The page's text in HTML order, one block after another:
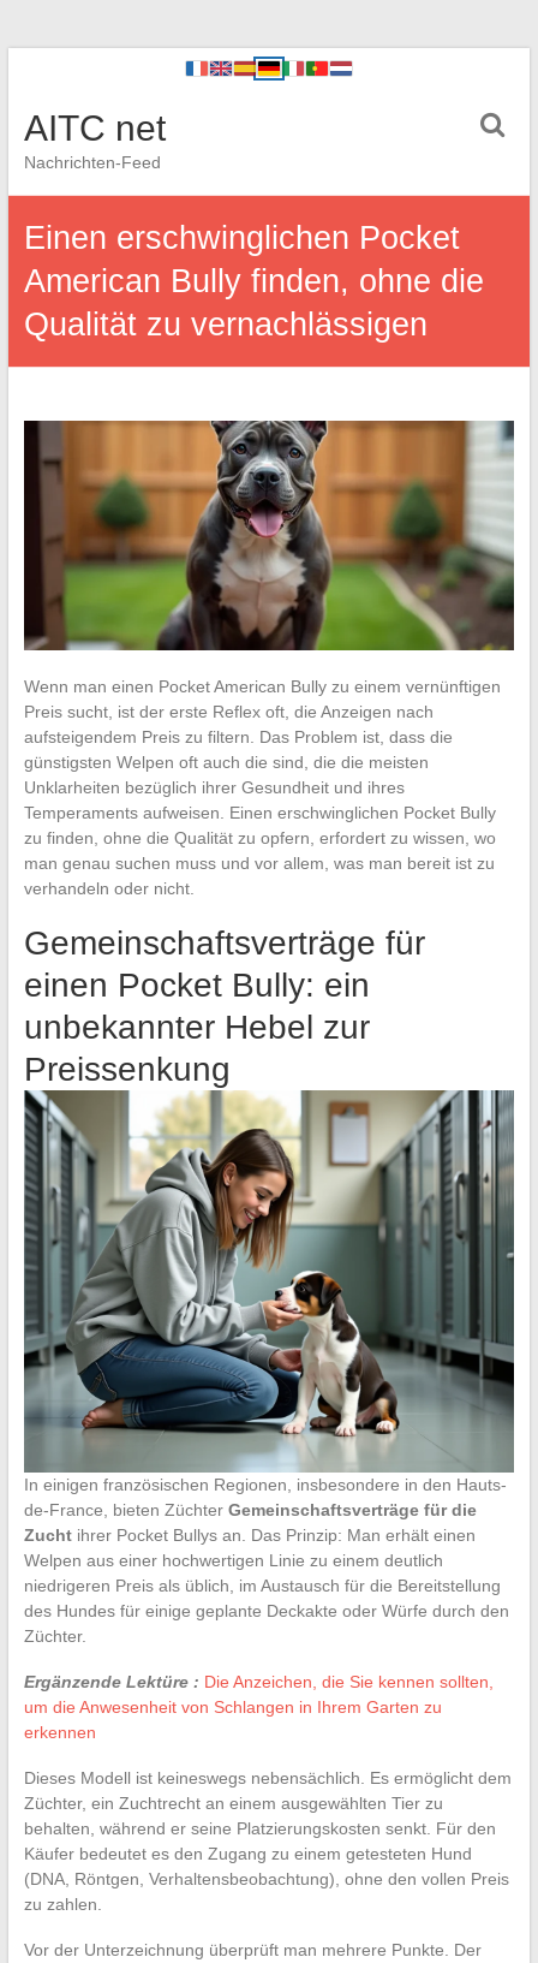
AITC net
Nachrichten-Feed
Einen erschwinglichen Pocket
American Bully finden, ohne die
Qualität zu vernachlässigen
Wenn man einen Pocket American Bully zu einem vernünftigen
Preis sucht, ist der erste Reflex oft, die Anzeigen nach
aufsteigendem Preis zu filtern. Das Problem ist, dass die
günstigsten Welpen oft auch die sind, die die meisten
Unklarheiten bezüglich ihrer Gesundheit und ihres
Temperaments aufweisen. Einen erschwinglichen Pocket Bully
zu finden, ohne die Qualität zu opfern, erfordert zu wissen, wo
man genau suchen muss und vor allem, was man bereit ist zu
verhandeln oder nicht.
Gemeinschaftsverträge für
einen Pocket Bully: ein
unbekannter Hebel zur
Preissenkung
In einigen französischen Regionen, insbesondere in den Hauts-
de-France, bieten Züchter Gemeinschaftsverträge für die
Zuchtihrer Pocket Bullys an. Das Prinzip: Man erhält einen
Welpen aus einer hochwertigen Linie zu einem deutlich
niedrigeren Preis als üblich, im Austausch für die Bereitstellung
des Hundes für einige geplante Deckakte oder Würfe durch den
Züchter.
Ergänzende Lektüre : Die Anzeichen, die Sie kennen sollten,
um die Anwesenheit von Schlangen in Ihrem Garten zu
erkennen
Dieses Modell ist keineswegs nebensächlich. Es ermöglicht dem
Züchter, ein Zuchtrecht an einem ausgewählten Tier zu
behalten, während er seine Platzierungskosten senkt. Für den
Käufer bedeutet es den Zugang zu einem getesteten Hund
(DNA, Röntgen, Verhaltensbeobachtung), ohne den vollen Preis
zu zahlen.
Vor der Unterzeichnung überprüft man mehrere Punkte. Der